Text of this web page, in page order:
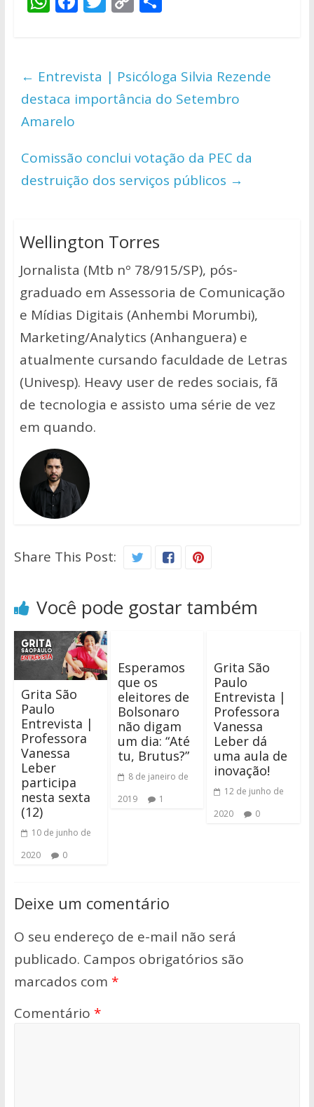
s
A
p
p
b
o
o
er y
Li
n
e
← Entrevista | Psicóloga Silvia Rezende
destaca importância do Setembro
Amarelo
Comissão conclui votação da PEC da
destruição dos serviços públicos →
Wellington Torres
Jornalista (Mtb nº 78/915/SP), pós-
graduado em Assessoria de Comunicação
e Mídias Digitais (Anhembi Morumbi),
Marketing/Analytics (Anhanguera) e
atualmente cursando faculdade de Letras
(Univesp). Heavy user de redes sociais, fã
de tecnologia e assisto uma série de vez
em quando.
Share This Post:
Você pode gostar também
Grita São
Paulo
Entrevista |
Professora
Vanessa
Leber
participa
nesta sexta
(12)
10 de junho de
2020
0
Esperamos
que os
eleitores de
Bolsonaro
não digam
um dia: “Até
tu, Brutus?”
8 de janeiro de
2019
1
Grita São
Paulo
Entrevista |
Professora
Vanessa
Leber dá
uma aula de
inovação!
12 de junho de
2020
0
Deixe um comentário
O seu endereço de e-mail não será
publicado. Campos obrigatórios são
marcados com *
Comentário *